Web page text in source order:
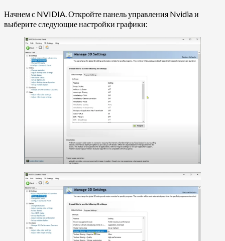
Начнем с NVIDIA. Откройте панель управления Nvidia и
выберите следующие настройки графики: